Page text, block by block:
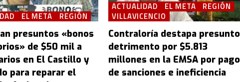
EL META REGIÓN
presuntos «bonos
de $50 mil a
en El Castillo y
para reparar el
ACTUALIDAD EL META
REGIÓN
VILLAVICENCIO
Contraloría destapa presunto
detrimento por $5.813
millones en la EMSA por pago
de sanciones e ineficiencia